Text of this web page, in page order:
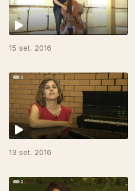
15 set. 2016
13 set. 2016